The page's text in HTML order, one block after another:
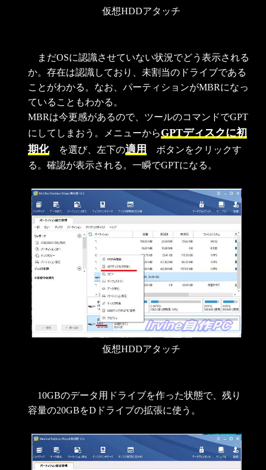
仮想HDDアタッチ
まだOSに認識させていない状況でどう表示される
か。存在は認識しており、未割当のドライブである
ことがわかる。なお、パーティションがMBRになっ
ていることもわかる。
MBRは今更感があるので、ツールのコマンドでGPT
にしてしまおう。メニューからGPTディスクに初
期化を選び、左下の適用
ボタンをクリックす
る。確認が表示される。一瞬でGPTになる。
仮想HDDアタッチ
10GBのデータ用ドライブを作った状態で、残り
容量の20GBをDドライブの拡張に使う。